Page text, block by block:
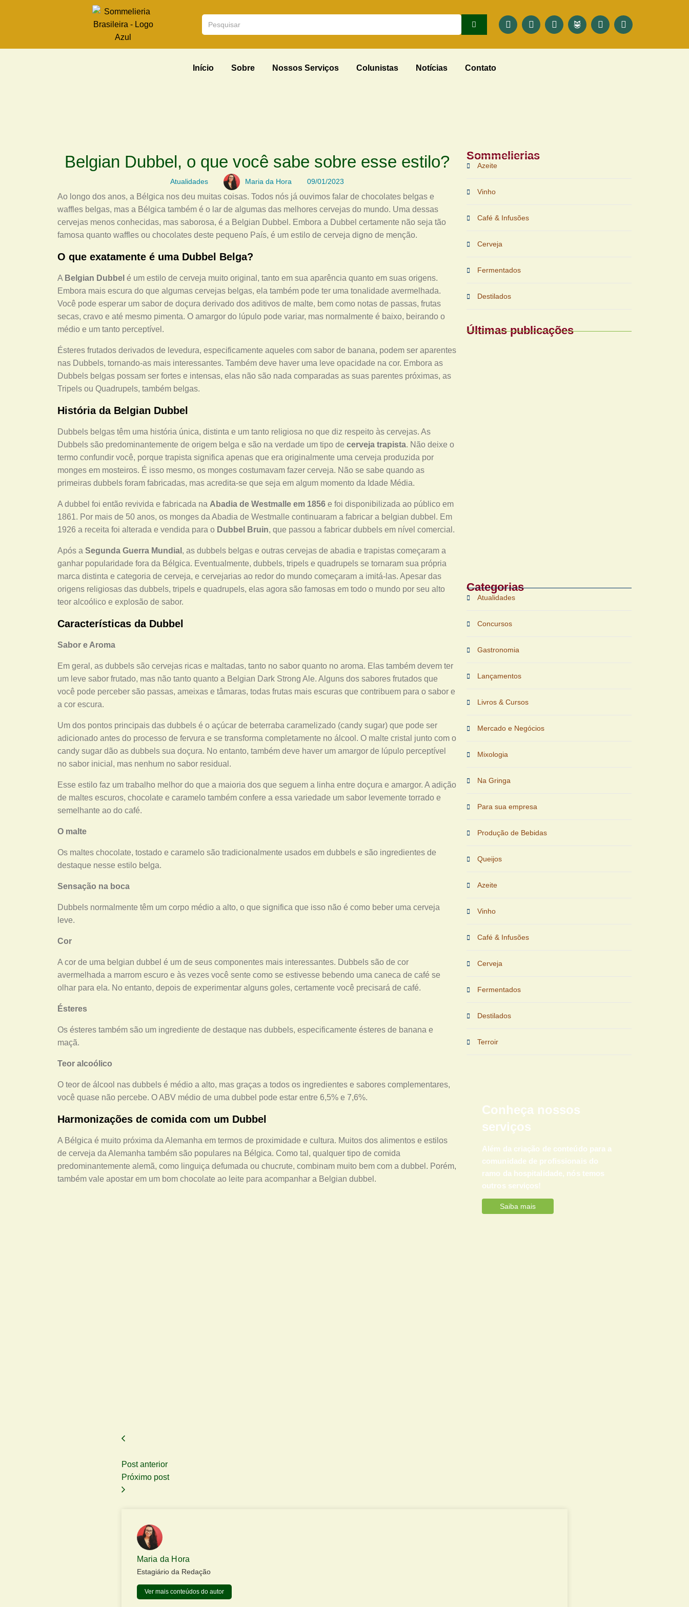
Início Sobre Nossos Serviços Colunistas Notícias Contato
Belgian Dubbel, o que você sabe sobre esse estilo?
Atualidades Maria da Hora 09/01/2023
Ao longo dos anos, a Bélgica nos deu muitas coisas. Todos nós já ouvimos falar de chocolates belgas e
waffles belgas, mas a Bélgica também é o lar de algumas das melhores cervejas do mundo. Uma dessas
cervejas menos conhecidas, mas saborosa, é a Belgian Dubbel. Embora a Dubbel certamente não seja tão
famosa quanto waffles ou chocolates deste pequeno País, é um estilo de cerveja digno de menção.
O que exatamente é uma Dubbel Belga?
A Belgian Dubbel é um estilo de cerveja muito original, tanto em sua aparência quanto em suas origens.
Embora mais escura do que algumas cervejas belgas, ela também pode ter uma tonalidade avermelhada.
Você pode esperar um sabor de doçura derivado dos aditivos de malte, bem como notas de passas, frutas
secas, cravo e até mesmo pimenta. O amargor do lúpulo pode variar, mas normalmente é baixo, beirando o
médio e um tanto perceptível.
Ésteres frutados derivados de levedura, especificamente aqueles com sabor de banana, podem ser aparentes
nas Dubbels, tornando-as mais interessantes. Também deve haver uma leve opacidade na cor. Embora as
Dubbels belgas possam ser fortes e intensas, elas não são nada comparadas as suas parentes próximas, as
Tripels ou Quadrupels, também belgas.
História da Belgian Dubbel
Dubbels belgas têm uma história única, distinta e um tanto religiosa no que diz respeito às cervejas. As
Dubbels são predominantemente de origem belga e são na verdade um tipo de cerveja trapista. Não deixe o
termo confundir você, porque trapista significa apenas que era originalmente uma cerveja produzida por
monges em mosteiros. É isso mesmo, os monges costumavam fazer cerveja. Não se sabe quando as
primeiras dubbels foram fabricadas, mas acredita-se que seja em algum momento da Idade Média.
A dubbel foi então revivida e fabricada na Abadia de Westmalle em 1856 e foi disponibilizada ao público em
1861. Por mais de 50 anos, os monges da Abadia de Westmalle continuaram a fabricar a belgian dubbel. Em
1926 a receita foi alterada e vendida para o Dubbel Bruin, que passou a fabricar dubbels em nível comercial.
Após a Segunda Guerra Mundial , as dubbels belgas e outras cervejas de abadia e trapistas começaram a
ganhar popularidade fora da Bélgica. Eventualmente, dubbels, tripels e quadrupels se tornaram sua própria
marca distinta e categoria de cerveja, e cervejarias ao redor do mundo começaram a imitá-las. Apesar das
origens religiosas das dubbels, tripels e quadrupels, elas agora são famosas em todo o mundo por seu alto
teor alcoólico e explosão de sabor.
Características da Dubbel
Sabor e Aroma
Em geral, as dubbels são cervejas ricas e maltadas, tanto no sabor quanto no aroma. Elas também devem ter
um leve sabor frutado, mas não tanto quanto a Belgian Dark Strong Ale. Alguns dos sabores frutados que
você pode perceber são passas, ameixas e tâmaras, todas frutas mais escuras que contribuem para o sabor e
a cor escura.
Um dos pontos principais das dubbels é o açúcar de beterraba caramelizado (candy sugar) que pode ser
adicionado antes do processo de fervura e se transforma completamente no álcool. O malte cristal junto com o
candy sugar dão as dubbels sua doçura. No entanto, também deve haver um amargor de lúpulo perceptível
no sabor inicial, mas nenhum no sabor residual.
Esse estilo faz um trabalho melhor do que a maioria dos que seguem a linha entre doçura e amargor. A adição
de maltes escuros, chocolate e caramelo também confere a essa variedade um sabor levemente torrado e
semelhante ao do café.
O malte
Os maltes chocolate, tostado e caramelo são tradicionalmente usados ​​em dubbels e são ingredientes de
destaque nesse estilo belga.
Sensação na boca
Dubbels normalmente têm um corpo médio a alto, o que significa que isso não é como beber uma cerveja
leve.
Cor
A cor de uma belgian dubbel é um de seus componentes mais interessantes. Dubbels são de cor
avermelhada a marrom escuro e às vezes você sente como se estivesse bebendo uma caneca de café se
olhar para ela. No entanto, depois de experimentar alguns goles, certamente você precisará de café.
Ésteres
Os ésteres também são um ingrediente de destaque nas dubbels, especificamente ésteres de banana e
maçã.
Teor alcoólico
O teor de álcool nas dubbels é médio a alto, mas graças a todos os ingredientes e sabores complementares,
você quase não percebe. O ABV médio de uma dubbel pode estar entre 6,5% e 7,6%.
Harmonizações de comida com um Dubbel
A Bélgica é muito próxima da Alemanha em termos de proximidade e cultura. Muitos dos alimentos e estilos
de cerveja da Alemanha também são populares na Bélgica. Como tal, qualquer tipo de comida
predominantemente alemã, como linguiça defumada ou chucrute, combinam muito bem com a dubbel. Porém,
também vale apostar em um bom chocolate ao leite para acompanhar a Belgian dubbel.
Sommelierias
Azeite
Vinho
Café & Infusões
Cerveja
Fermentados
Destilados
Últimas publicações
Categorias
Atualidades
Concursos
Gastronomia
Lançamentos
Livros & Cursos
Mercado e Negócios
Mixologia
Na Gringa
Para sua empresa
Produção de Bebidas
Queijos
Azeite
Vinho
Café & Infusões
Cerveja
Fermentados
Destilados
Terroir
Conheça nossos
serviços
Além da criação de conteúdo para a
comunidade de profissionais do
ramo da hospitalidade, nós temos
outros serviços!
Saiba mais
Post anterior
Próximo post
Maria da Hora
Estagiário da Redação
Ver mais conteúdos do autor